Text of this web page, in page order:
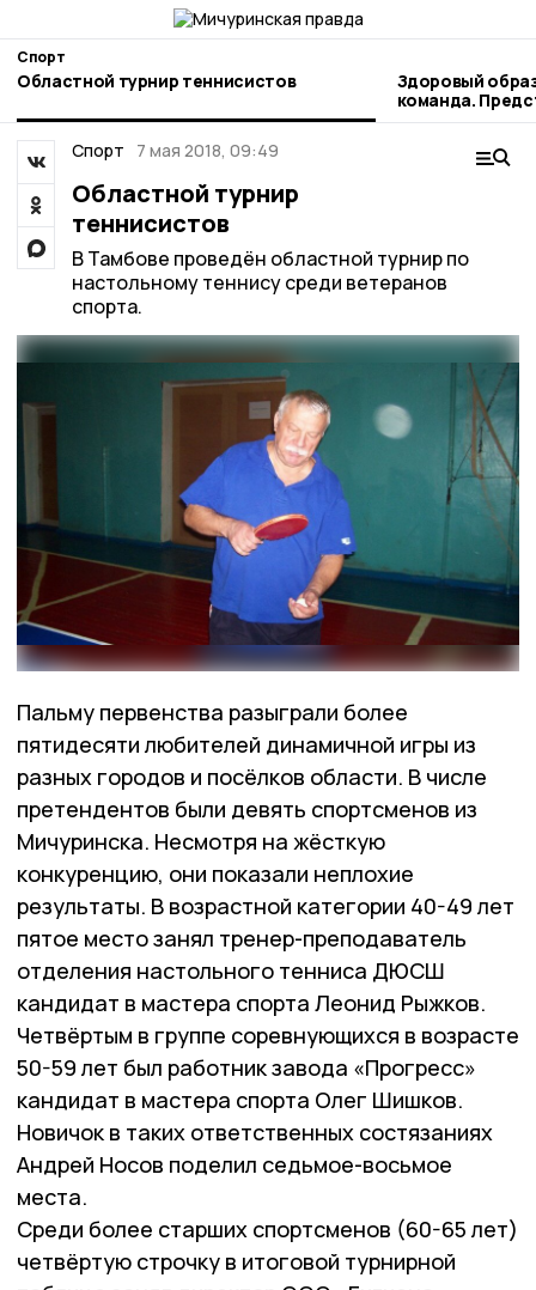
Спорт
Областной турнир теннисистов
Здоровый
команда.
наукограда
Спорт 7 мая 2018, 09:49
Областной турнир
теннисистов
В Тамбове проведён областной турнир по
настольному теннису среди ветеранов
спорта.
Пальму первенства разыграли более
пятидесяти любителей динамичной игры из
разных городов и посёлков области. В числе
претендентов были девять спортсменов из
Мичуринска. Несмотря на жёсткую
конкуренцию, они показали неплохие
результаты. В возрастной категории 40-49 лет
пятое место занял тренер-преподаватель
отделения настольного тенниса ДЮСШ
кандидат в мастера спорта Леонид Рыжков.
Четвёртым в группе соревнующихся в возрасте
50-59 лет был работник завода «Прогресс»
кандидат в мастера спорта Олег Шишков.
Новичок в таких ответственных состязаниях
Андрей Носов поделил седьмое-восьмое
места.
Среди более старших спортсменов (60-65 лет)
четвёртую строчку в итоговой турнирной